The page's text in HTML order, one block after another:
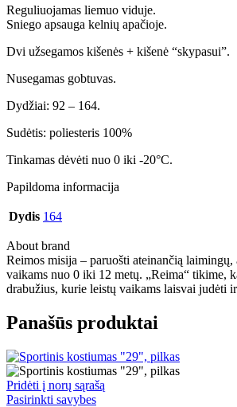
Reguliuojamas liemuo viduje.
Sniego apsauga kelnių apačioje.
Dvi užsegamos kišenės + kišenė “skypasui”.
Nusegamas gobtuvas.
Dydžiai: 92 – 164.
Sudėtis: poliesteris 100%
Tinkamas dėvėti nuo 0 iki -20°C.
Papildoma informacija
Dydis 164
About brand
Reimos misija – paruošti ateinančią
vaikams nuo 0 iki 12 metų. „Reima“ tikime,
drabužius, kurie leistų vaikams laisvai judėti
Panašūs produktai
Pridėti į norų sąrašą
Pasirinkti savybesThis